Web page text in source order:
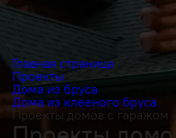
Главная страница
Проекты
Дома из бруса
Дома из клееного бруса
Проекты домов с гаражом